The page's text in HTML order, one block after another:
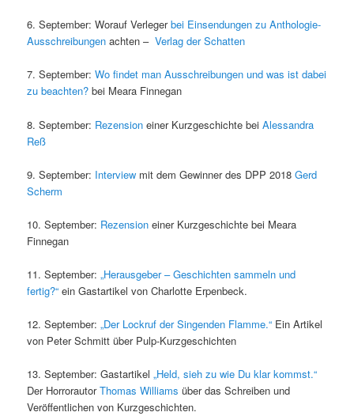
6. September: Worauf Verlegerbei Einsendungen zu Anthologie-
Ausschreibungen achten –Verlag der Schatten
7. September:Wo findet man Ausschreibungen und was ist dabei
zu beachten? bei Meara Finnegan
8. September: Rezension einer Kurzgeschichte beiAlessandra
Reß
9. September: Interview mit dem Gewinner des DPP 2018Gerd
Scherm
10. September: Rezension einer Kurzgeschichte bei Meara
Finnegan
11. September:„Herausgeber – Geschichten sammeln und
fertig?“ ein Gastartikel von Charlotte Erpenbeck.
12. September:„Der Lockruf der Singenden Flamme.“ Ein Artikel
von Peter Schmitt über Pulp-Kurzgeschichten
13. September: Gastartikel„Held, sieh zu wie Du klar kommst.“
Der HorrorautorThomas Williams über das Schreiben und
Veröffentlichen von Kurzgeschichten.